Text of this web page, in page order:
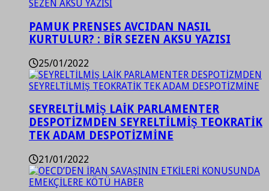
PAMUK PRENSES AVCIDAN NASIL
KURTULUR? : BİR SEZEN AKSU YAZISI
25/01/2022
SEYRELTİLMİŞ LAİK PARLAMENTER
DESPOTİZMDEN SEYRELTİLMİŞ TEOKRATİK
TEK ADAM DESPOTİZMİNE
21/01/2022